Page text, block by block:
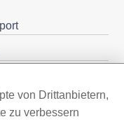
von Drittanbietern,
zu verbessern